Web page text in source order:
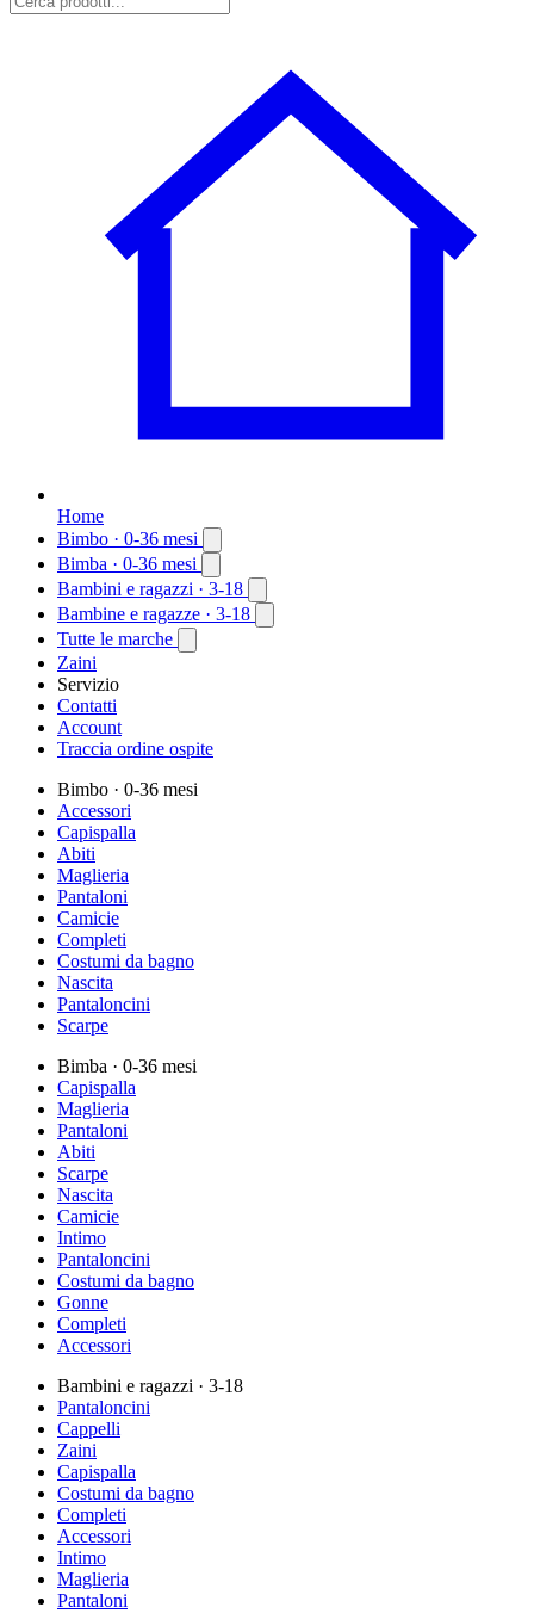
Home
Bimbo · 0-36 mesi
Bimba · 0-36 mesi
Bambini e ragazzi · 3-18
Bambine e ragazze · 3-18
Tutte le marche
Zaini
Servizio
Contatti
Account
Traccia ordine ospite
Bimbo · 0-36 mesi
Accessori
Capispalla
Abiti
Maglieria
Pantaloni
Camicie
Completi
Costumi da bagno
Nascita
Pantaloncini
Scarpe
Bimba · 0-36 mesi
Capispalla
Maglieria
Pantaloni
Abiti
Scarpe
Nascita
Camicie
Intimo
Pantaloncini
Costumi da bagno
Gonne
Completi
Accessori
Bambini e ragazzi · 3-18
Pantaloncini
Cappelli
Zaini
Capispalla
Costumi da bagno
Completi
Accessori
Intimo
Maglieria
Pantaloni